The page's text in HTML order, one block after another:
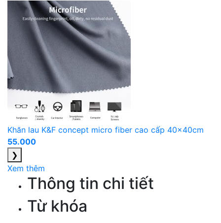
Khăn lau K&F concept micro fiber cao cấp 40x40cm
55.000
❯
Xem thêm
Thông tin chi tiết
Từ khóa